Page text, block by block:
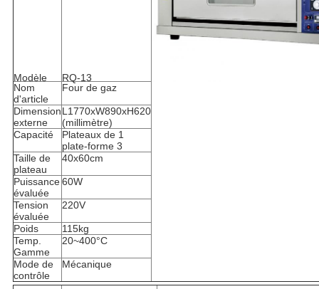
Modèle
RQ-13
Nom
d'article
Four de gaz
Dimension
externe
L1770xW890xH620
(millimètre)
Capacité
Plateaux de 1
plate-forme 3
Taille de
plateau
40x60cm
Puissance
évaluée
60W
Tension
évaluée
220V
Poids
115kg
Temp.
Gamme
20~400°C
Mode de
contrôle
Mécanique